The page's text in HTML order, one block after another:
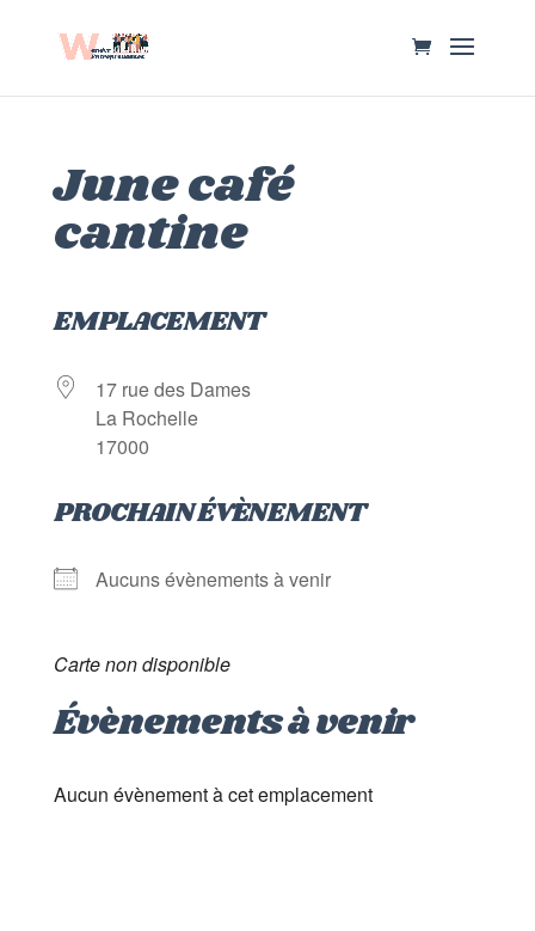
June café
cantine
EMPLACEMENT
17 rue des Dames
La Rochelle
17000
PROCHAIN ÉVÈNEMENT
Aucuns évènements à venir
Carte non disponible
Évènements à venir
Aucun évènement à cet emplacement